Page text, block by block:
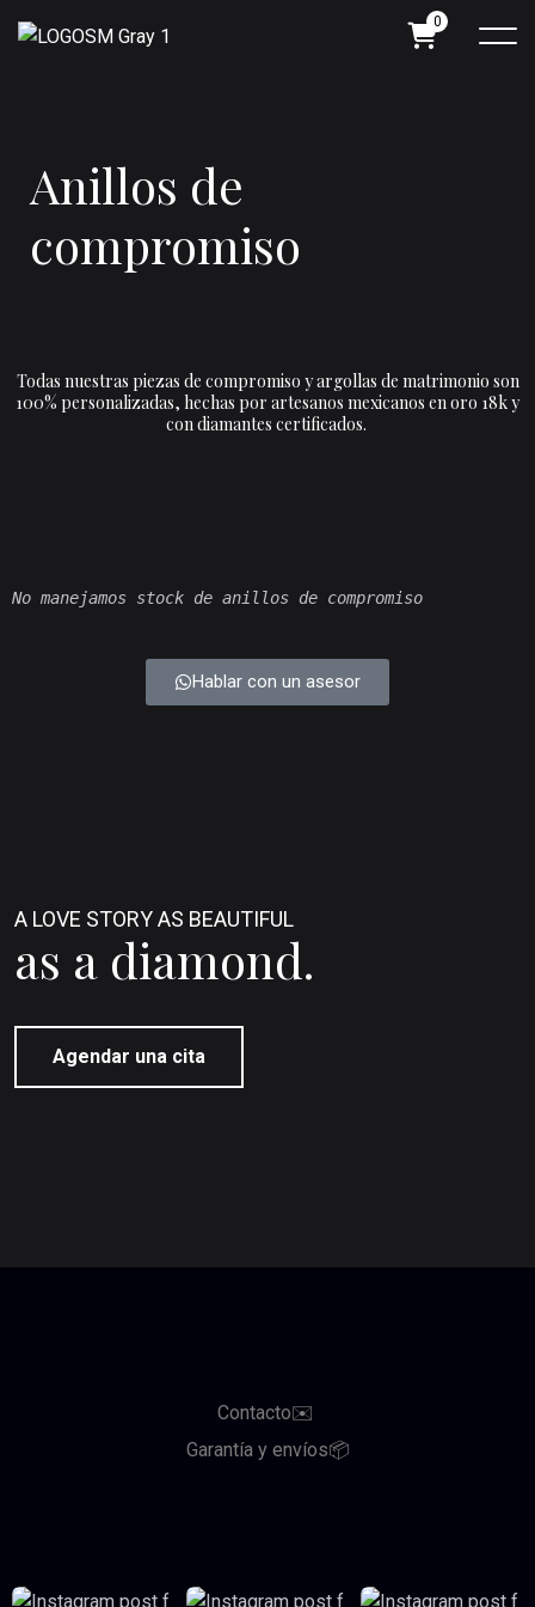
0
Anillos de
compromiso
Todas nuestras piezas de compromiso y argollas de matrimonio son
100% personalizadas, hechas por artesanos mexicanos en oro 18k y
con diamantes certificados.
No manejamos stock de anillos de compromiso
Hablar con un asesor
A LOVE STORY AS BEAUTIFUL
as a diamond.
Agendar una cita
Contacto✉️
Garantía y envíos📦